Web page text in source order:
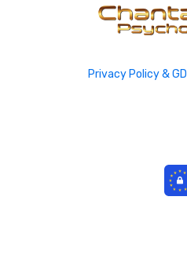
Privacy Policy &